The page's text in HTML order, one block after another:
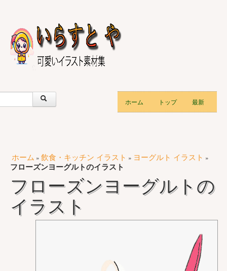
ホーム トップ 最新
ホーム » 飲食・キッチン イラスト » ヨーグルト イラスト »
フローズンヨーグルトのイラスト
フローズンヨーグルトの
イラスト